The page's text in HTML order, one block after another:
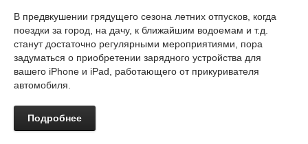
В предвкушении грядущего сезона летних отпусков, когда
поездки за город, на дачу, к ближайшим водоемам и т.д.
станут достаточно регулярными мероприятиями, пора
задуматься о приобретении зарядного устройства для
вашего iPhone и iPad, работающего от прикуривателя
автомобиля.
Подробнее